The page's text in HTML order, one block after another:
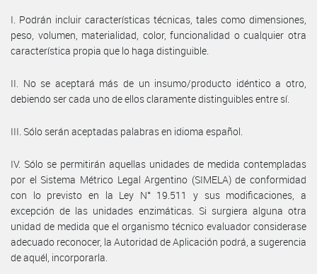
I. Podrán incluir características técnicas, tales como dimensiones,
peso, volumen, materialidad, color, funcionalidad o cualquier otra
característica propia que lo haga distinguible.
II. No se aceptará más de un insumo/producto idéntico a otro,
debiendo ser cada uno de ellos claramente distinguibles entre sí.
III. Sólo serán aceptadas palabras en idioma español.
IV. Sólo se permitirán aquellas unidades de medida contempladas
por el Sistema Métrico Legal Argentino (SIMELA) de conformidad
con lo previsto en la Ley N° 19.511 y sus modificaciones, a
excepción de las unidades enzimáticas. Si surgiera alguna otra
unidad de medida que el organismo técnico evaluador considerase
adecuado reconocer, la Autoridad de Aplicación podrá, a sugerencia
de aquél, incorporarla.